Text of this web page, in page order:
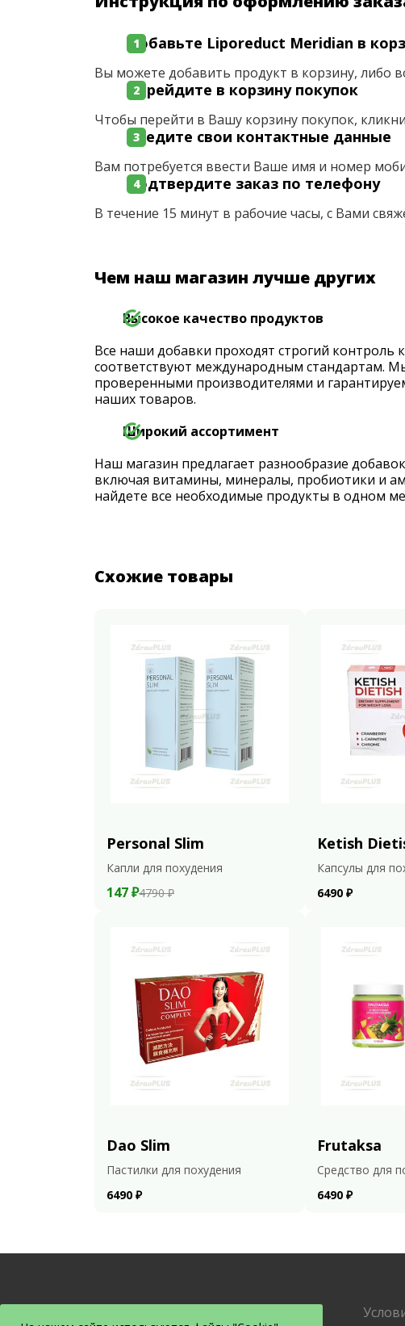
Добавьте Liporeduct Meridian в
Вы можете добавить продукт в корзину, либо
Перейдите в корзину покупок
Чтобы перейти в Вашу корзину покупок,
Введите свои контактные данные
Вам потребуется ввести Ваше имя и номер
Подтвердите заказ по телефону
В течение 15 минут в рабочие часы, с Вами
Чем наш магазин лучше других
Высокое качество продуктов
Все наши добавки проходят строгий контроль
соответствуют международным стандартам.
проверенными производителями и
наших товаров.
Широкий ассортимент
Наш магазин предлагает разнообразие
включая витамины, минералы, пробиотики и
найдете все необходимые продукты в одном
Схожие товары
Personal Slim
Капли для похудения
147 ₽4790 ₽
Ketish
Капсулы для
6490 ₽
Dao Slim
Пастилки для похудения
6490 ₽
Frutaksa
Средство для
6490 ₽